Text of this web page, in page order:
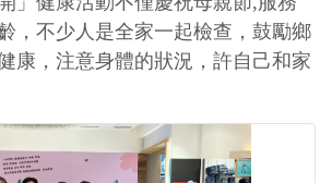
，不少人是全家一起檢查，鼓勵鄉
康，注意身體的狀況，許自己和家